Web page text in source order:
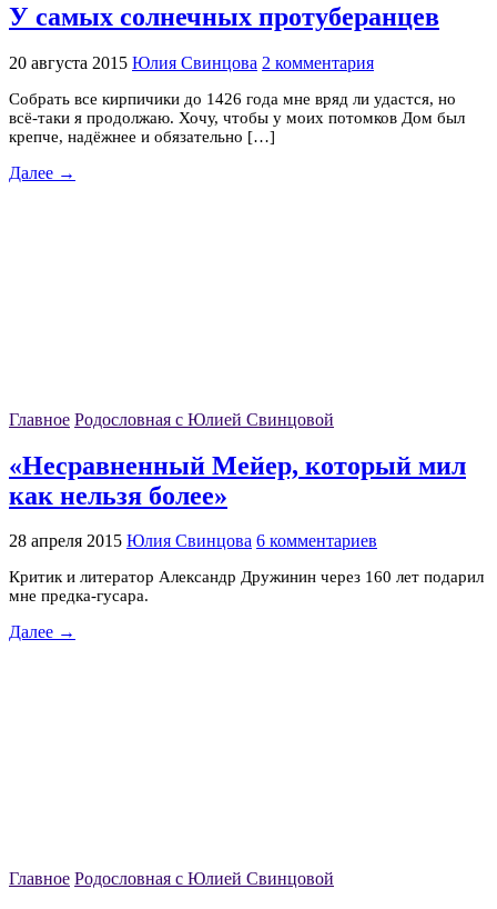
У самых солнечных протуберанцев
20 августа 2015 Юлия Свинцова 2 комментария
Собрать все кирпичики до 1426 года мне вряд ли удастся, но
всё-таки я продолжаю. Хочу, чтобы у моих потомков Дом был
крепче, надёжнее и обязательно […]
Далее →
Главное Родословная с Юлией Свинцовой
«Несравненный Мейер, который мил
как нельзя более»
28 апреля 2015 Юлия Свинцова 6 комментариев
Критик и литератор Александр Дружинин через 160 лет подарил
мне предка-гусара.
Далее →
Главное Родословная с Юлией Свинцовой